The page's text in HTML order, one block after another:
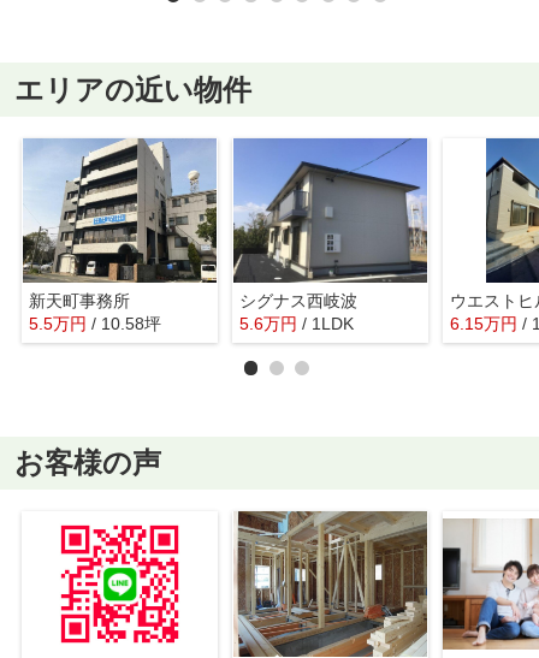
エリアの近い物件
新天町事務所
5.5万円 / 10.58坪
シグナス西岐波
5.6万円 / 1LDK
ウエスト
6.15万円 /
お客様の声